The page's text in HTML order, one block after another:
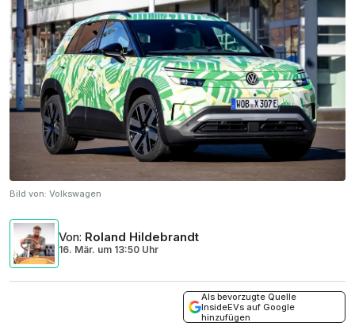
Bild von: Volkswagen
Von: Roland Hildebrandt
16. Mär. um 13:50 Uhr
Als bevorzugte Quelle
InsideEVs auf Google
hinzufügen